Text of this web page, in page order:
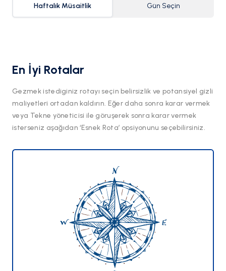
Haftalık Müsaitlik Gün Seçin
En İyi Rotalar
Gezmek istediginiz rotayı seçin belirsizlik ve potansiyel gizli
maliyetleri ortadan kaldırın. Eğer daha sonra karar vermek
veya Tekne yöneticisi ile göruşerek sonra karar vermek
isterseniz aşağıdan ‘Esnek Rota’ opsiyonunu seçebilirsiniz.